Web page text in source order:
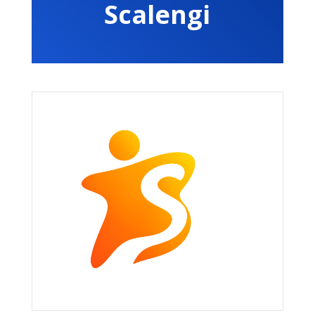
Scalengi